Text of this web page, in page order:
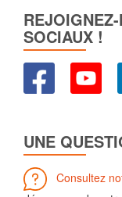
SOCIAUX !
UNE
Consultez